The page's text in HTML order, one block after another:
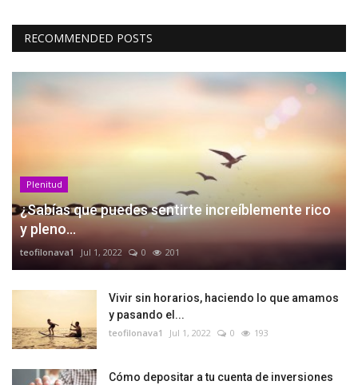
RECOMMENDED POSTS
Plenitud
¿Sabías que puedes sentirte increíblemente rico
y pleno...
teofilonava1 Jul 1, 2022 0 201
Vivir sin horarios, haciendo lo que amamos
y pasando el...
teofilonava1 Jul 1, 2022 0 193
Cómo depositar a tu cuenta de inversiones